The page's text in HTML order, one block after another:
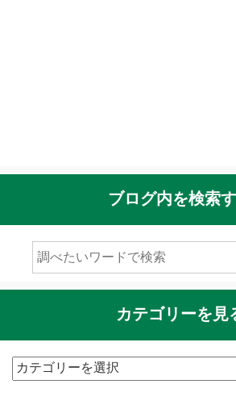
ブログ内を検索
カテゴリーを見
カ